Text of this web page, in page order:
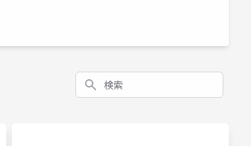
検索